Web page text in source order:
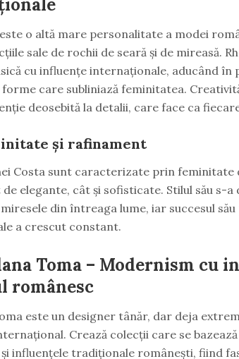
este o altă mare personalitate a modei
sale de rochii de seară și de mireasă.
cu influențe internaționale, aducând
care subliniază feminitatea.
deosebită la detalii, care face ca
și rafinament
Costa sunt caracterizate prin feminitate
elegante, cât și sofisticate. Stilul său s-
din întreaga lume, iar succesul său
a crescut constant.
Toma – Modernism cu
românesc
este un designer tânăr, dar deja
Crează colecții care se
influențele tradiționale românești, fiind